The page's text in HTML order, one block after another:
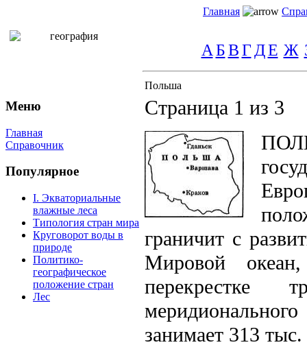
Главная
Меню
Главная
Справочник
Популярное
I. Экваториальные
влажные леса
Типология стран мира
Круговорот воды в
природе
Политико-
географическое
положение стран
Лес
А БВГ ДЕ Ж
Польша
Страница 1 из 3
граничит с
Мировой
перекрестке
занимает 313 тыс.